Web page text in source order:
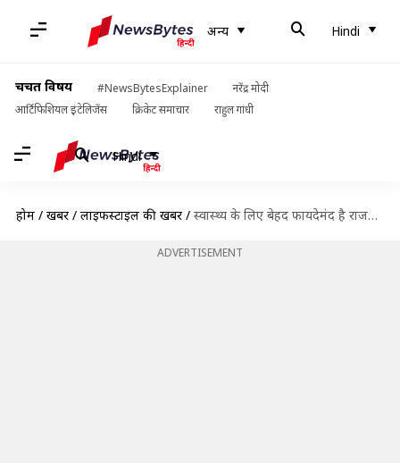
अन्य Hindi
चर्चित विषय #NewsBytesExplainer
नरेंद्र मोदी
आर्टिफिशियल इंटेलिजेंस
क्रिकेट समाचार राहुल गांधी
Hindi
होम / खबरें / लाइफस्टाइल की खबरें / स्वास्थ्य के लिए बेहद फायदेमंद है राजमा, डाइट में जरूर करें शामिल
ADVERTISEMENT